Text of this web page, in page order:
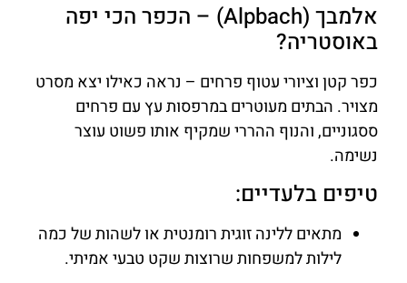
אלמבך (Alpbach) – הכפר הכי יפה
באוסטריה?
כפר קטן וציורי עטוף פרחים – נראה כאילו יצא מסרט
מצויר. הבתים מעוטרים במרפסות עץ עם פרחים
ססגוניים, והנוף ההררי שמקיף אותו פשוט עוצר
נשימה.
טיפים בלעדיים:
מתאים ללינה זוגית רומנטית או לשהות של כמה
לילות למשפחות שרוצות שקט טבעי אמיתי.